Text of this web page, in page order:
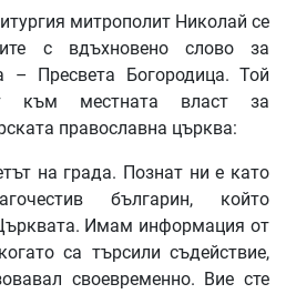
митрополит Николай се
с вдъхновено слово за
– Пресвета Богородица. Той
към местната власт за
православна църква:
на града. Познат ни е като
българин, който
Имам информация от
са търсили съдействие,
своевременно. Вие сте